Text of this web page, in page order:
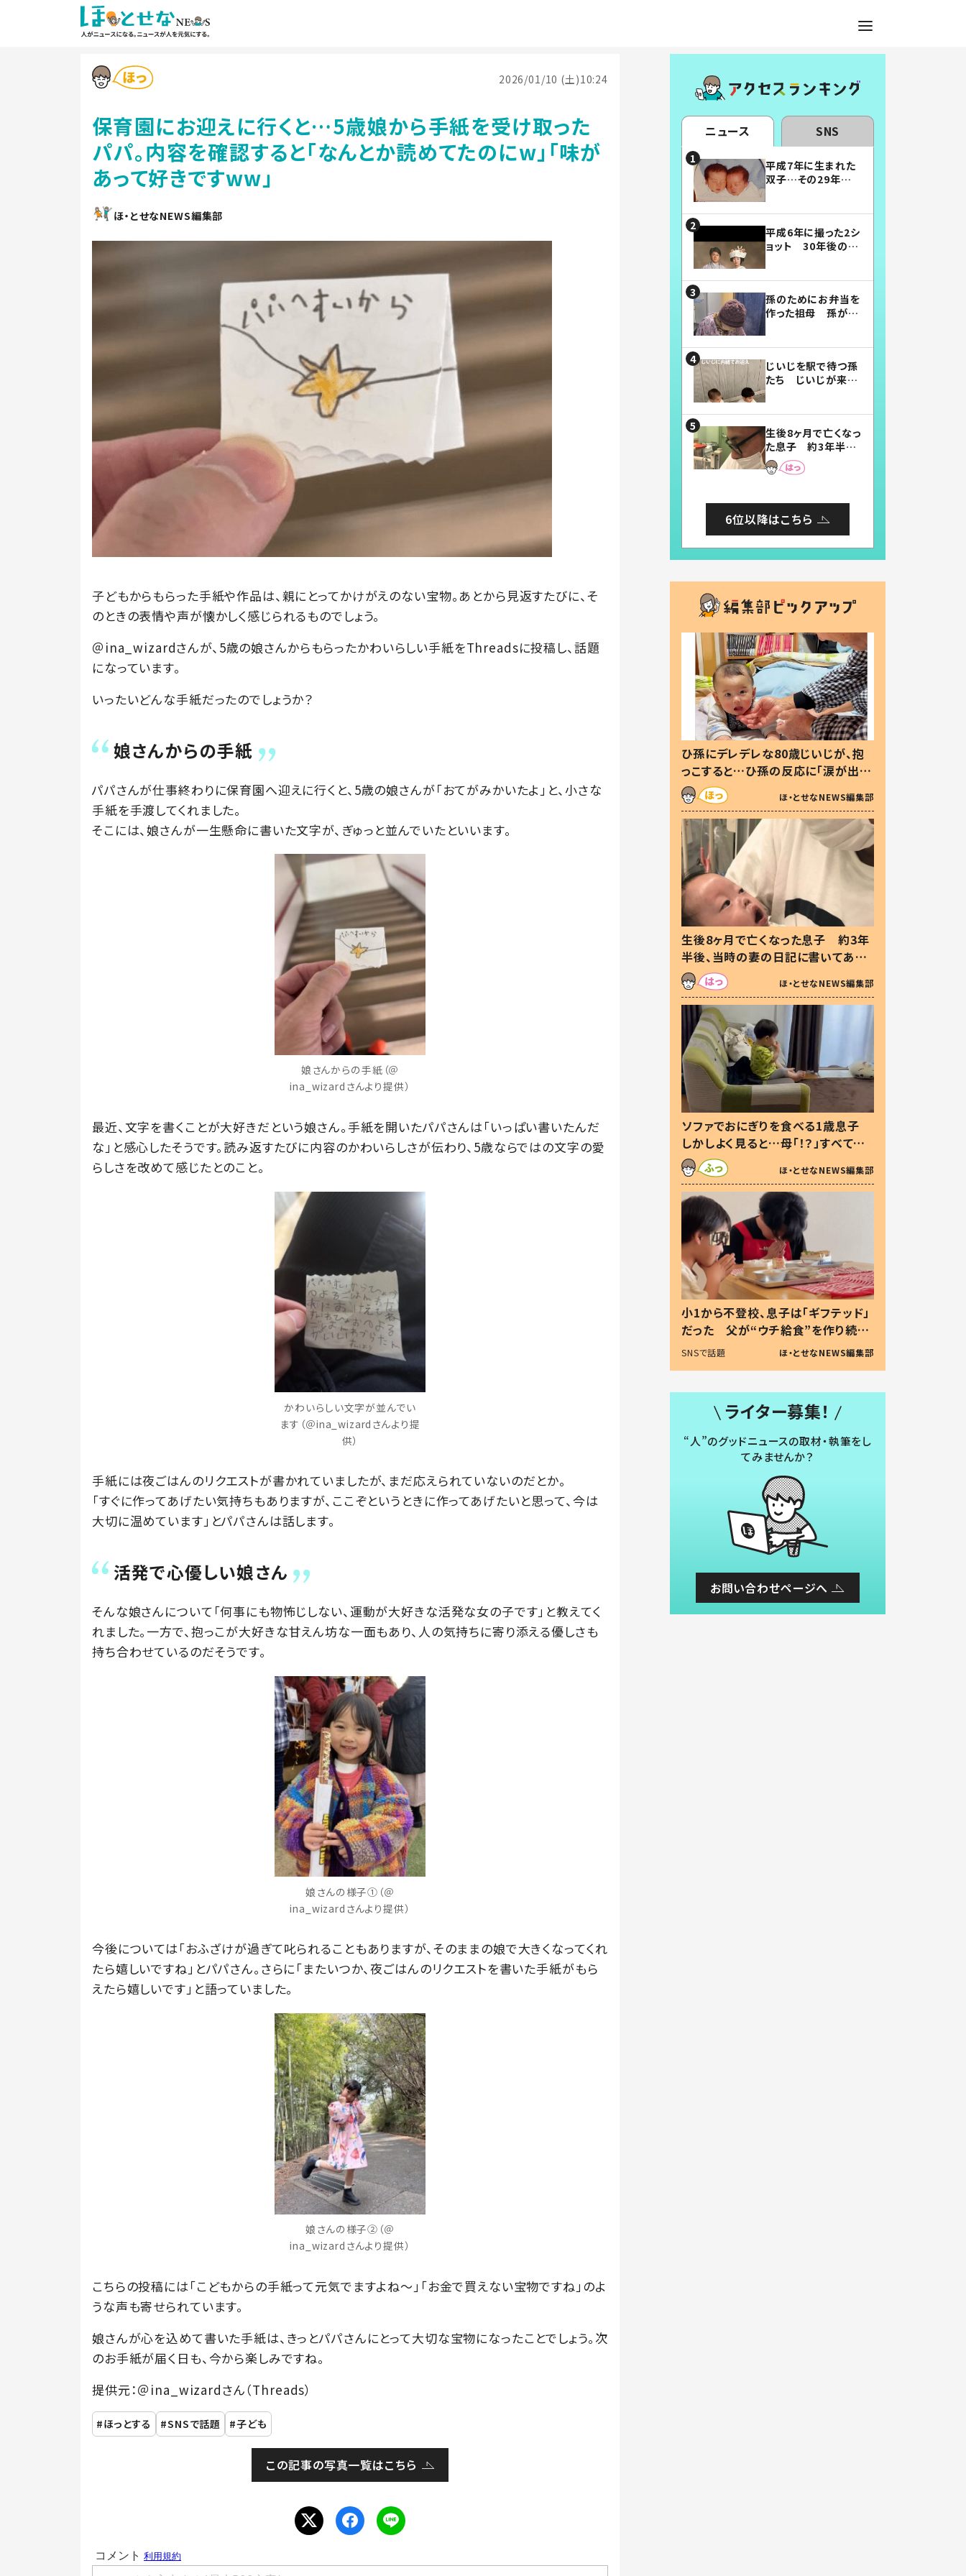
2026/01/10 (土)10:24
保育園にお迎えに行くと…5歳娘から手紙を受け取った
パパ。内容を確認すると「なんとか読めてたのにw」「味が
あって好きですww」
ほ・とせなNEWS編集部
子どもからもらった手紙や作品は、親にとってかけがえのない宝物。あとから見返すたびに、そ
のときの表情や声が懐かしく感じられるものでしょう。
＠ina_wizardさんが、5歳の娘さんからもらったかわいらしい手紙をThreadsに投稿し、話題
になっています。
いったいどんな手紙だったのでしょうか？
娘さんからの手紙
パパさんが仕事終わりに保育園へ迎えに行くと、5歳の娘さんが「おてがみかいたよ」と、小さな
手紙を手渡してくれました。
そこには、娘さんが一生懸命に書いた文字が、ぎゅっと並んでいたといいます。
娘さんからの手紙（＠
ina_wizardさんより提供）
最近、文字を書くことが大好きだという娘さん。手紙を開いたパパさんは「いっぱい書いたんだ
な」と感心したそうです。読み返すたびに内容のかわいらしさが伝わり、5歳ならではの文字の愛
らしさを改めて感じたとのこと。
かわいらしい文字が並んでい
ます（＠ina_wizardさんより提
供）
手紙には夜ごはんのリクエストが書かれていましたが、まだ応えられていないのだとか。
「すぐに作ってあげたい気持ちもありますが、ここぞというときに作ってあげたいと思って、今は
大切に温めています」とパパさんは話します。
活発で心優しい娘さん
そんな娘さんについて「何事にも物怖じしない、運動が大好きな活発な女の子です」と教えてく
れました。一方で、抱っこが大好きな甘えん坊な一面もあり、人の気持ちに寄り添える優しさも
持ち合わせているのだそうです。
娘さんの様子①（＠
ina_wizardさんより提供）
今後については「おふざけが過ぎて叱られることもありますが、そのままの娘で大きくなってくれ
たら嬉しいですね」とパパさん。さらに「またいつか、夜ごはんのリクエストを書いた手紙がもら
えたら嬉しいです」と語っていました。
娘さんの様子②（＠
ina_wizardさんより提供）
こちらの投稿には「こどもからの手紙って元気でますよね〜」「お金で買えない宝物ですね」のよ
うな声も寄せられています。
娘さんが心を込めて書いた手紙は、きっとパパさんにとって大切な宝物になったことでしょう。次
のお手紙が届く日も、今から楽しみですね。
提供元：＠ina_wizardさん（Threads）
ほっとする SNSで話題 子ども
この記事の写真一覧はこちら
ニュース SNS
平成7年に生まれた
双子…その29年後
平成6年に撮った2シ
ョット 30年後の姿
孫のためにお弁当を
作った祖母 孫が絶
じいじを駅で待つ孫
たち じいじが来た
まらない」「幸せにな
れる」
生後8ヶ月で亡くなっ
た息子 約3年半
後、当時の妻の日記
に書いてあった本音
6位以降はこちら
ひ孫にデレデレな80歳じいじが、抱
っこすると…ひ孫の反応に「涙が出ま
した」「可愛くて仕方ない」
ほ・とせなNEWS編集部
生後8ヶ月で亡くなった息子 約3年
半後、当時の妻の日記に書いてあっ
た本音とは
ほ・とせなNEWS編集部
ソファでおにぎりを食べる1歳息子
しかしよく見ると…母「！？」すべてを
察した母の投稿に「可愛いから許
す！」「現行犯〜」
ほ・とせなNEWS編集部
小1から不登校、息子は「ギフテッド」
だった 父が“ウチ給食”を作り続け
る理由とは #令和の親 #令和の子
SNSで話題 ほ・とせなNEWS編集部
ライター募集！
“人”のグッドニュースの取材・執筆をし
てみませんか？
お問い合わせページへ